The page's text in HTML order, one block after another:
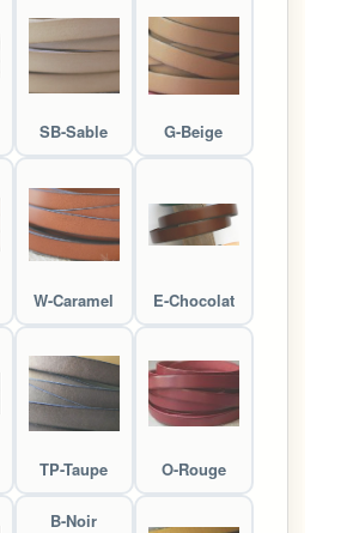
SB-Sable G-Beige
W-Caramel E-Chocolat
TP-Taupe O-Rouge
B-Noir